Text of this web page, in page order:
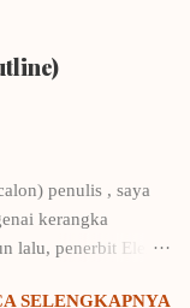
penulis , saya
kerangka
lalu, penerbit Elex
SELENGKAPNYA